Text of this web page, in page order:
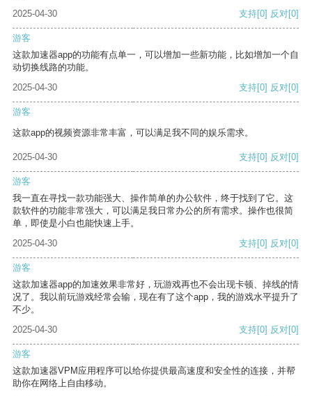
2025-04-30
支持[0] 反对[0]
游客
这款加速器app的功能有点单一，可以增加一些新功能，比如增加一个自
动切换线路的功能。
2025-04-30
支持[0] 反对[0]
游客
这款app的视频资源非常丰富，可以满足我不同的娱乐需求。
2025-04-30 支持[0] 反对[0]
游客
我一直在寻找一款功能强大、操作简单的办公软件，终于找到了它。这
款软件的功能非常强大，可以满足我日常办公的所有需求。操作也很简
单，即使是小白也能快速上手。
2025-04-30
支持[0] 反对[0]
游客
这款加速器app的加速效果非常好，玩游戏再也不会出现卡顿、掉线的情
况了。我以前玩游戏经常会输，现在有了这个app，我的游戏水平提升了
不少。
2025-04-30
支持[0] 反对[0]
游客
这款加速器VPM应用程序可以给你提供最高速度和安全性的连接，并帮
助你在网络上自由移动。